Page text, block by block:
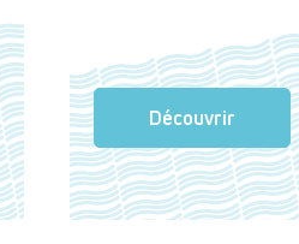
Découvrir